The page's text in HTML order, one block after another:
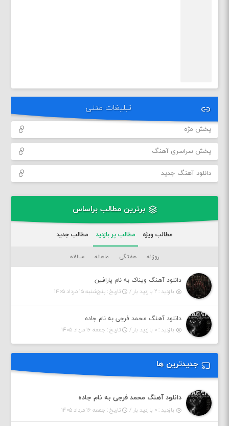
تبلیغات متنی
پخش مژه
پخش سراسری آهنگ
دانلود آهنگ جدید
برترین مطالب براساس
مطالب ویژه مطالب پر بازدید مطالب جدید
روزانه هفتگی ماهانه سالانه
دانلود آهنگ ویناک به نام پارافین
بازدید : ۲ بازدید بار /
تاریخ : پنج‌شنبه ۱۵ مرداد ۱۴۰۵
دانلود آهنگ محمد فرجی به نام جاده
بازدید : ۰ بازدید بار /
تاریخ : جمعه ۱۶ مرداد ۱۴۰۵
جدیدترین ها
دانلود آهنگ محمد فرجی به نام جاده
بازدید : ۰ بازدید بار / تاریخ : جمعه ۱۶ مرداد ۱۴۰۵